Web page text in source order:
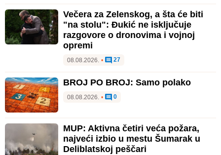
Večera za Zelenskog, a šta će biti
"na stolu": Đukić ne isključuje
razgovore o dronovima i vojnoj
opremi
08.08.2026. • 27
BROJ PO BROJ: Samo polako
08.08.2026. • 0
MUP: Aktivna četiri veća požara,
najveći izbio u mestu Šumarak u
Deliblatskoj peščari